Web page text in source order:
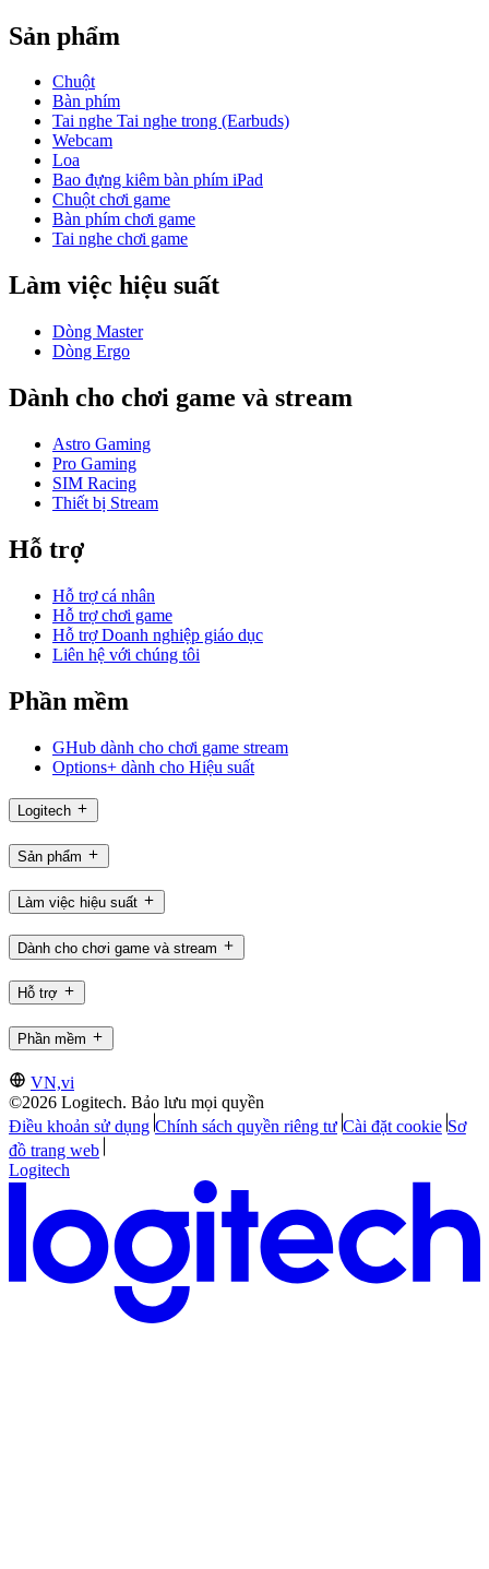
Sản phẩm
Chuột
Bàn phím
Tai nghe Tai nghe trong (Earbuds)
Webcam
Loa
Bao đựng kiêm bàn phím iPad
Chuột chơi game
Bàn phím chơi game
Tai nghe chơi game
Làm việc hiệu suất
Dòng Master
Dòng Ergo
Dành cho chơi game và stream
Astro Gaming
Pro Gaming
SIM Racing
Thiết bị Stream
Hỗ trợ
Hỗ trợ cá nhân
Hỗ trợ chơi game
Hỗ trợ Doanh nghiệp giáo dục
Liên hệ với chúng tôi
Phần mềm
GHub dành cho chơi game stream
Options+ dành cho Hiệu suất
Logitech
Sản phẩm
Làm việc hiệu suất
Dành cho chơi game và stream
Hỗ trợ
Phần mềm
VN,vi
©2026 Logitech. Bảo lưu mọi quyền
Điều khoản sử dụng Chính sách quyền riêng tư Cài đặt cookie Sơ
đồ trang web
Logitech